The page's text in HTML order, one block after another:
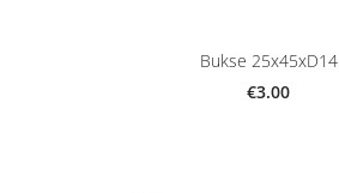
Bukse 25x45xD14
€3.00